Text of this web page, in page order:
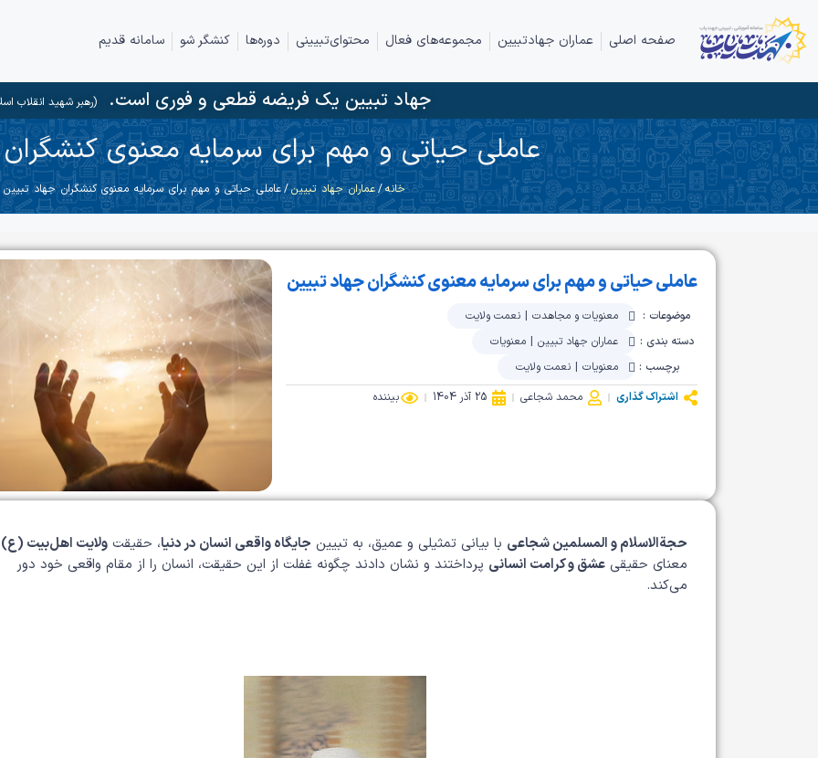
صفحه اصلی عماران جهادتبیین مجموعه‌های فعال محتوای‌تبیینی دوره‌ها کنشگر شو سامانه قدیم
جهاد تبیین یک فریضه قطعی و فوری است.(رهبر شهید انقلاب
عاملی حیاتی و مهم برای سرمایه معنوی
خانه/عماران جهاد تبیین/ عاملی حیاتی و مهم برای سرمایه معنوی کنشگران جهاد تبیین
عاملی حیاتی و مهم برای سرمایه معنوی کنشگران جهاد تبیین
موضوعات : معنویات و مجاهدت| نعمت ولایت
دسته بندی :
عماران جهاد تبیین| معنویات
برچسب :
معنویات| نعمت ولایت
اشتراک گذاری
محمد شجاعی 25 آذر 1404 بیننده
حجة‌الاسلام و المسلمین شجاعی با بیانی تمثیلی و عمیق، به تبیین جایگاه واقعی انسان در دنیا، حقیقت ولایت اهل‌بیت (ع)
معنای حقیقی عشق و کرامت انسانی پرداختند و نشان دادند چگونه غفلت از این حقیقت، انسان را از مقام واقعی خود دور
می‌کند.